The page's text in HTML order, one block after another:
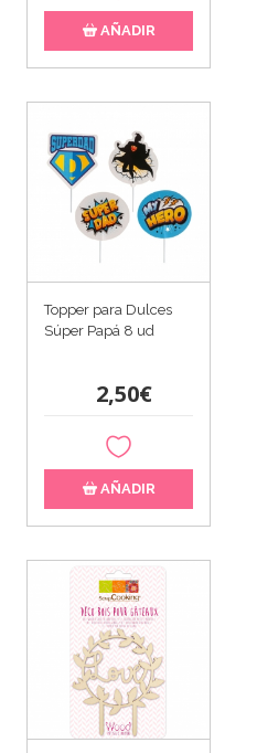
AÑADIR
Topper para Dulces
Súper Papá 8 ud
2,50€
AÑADIR